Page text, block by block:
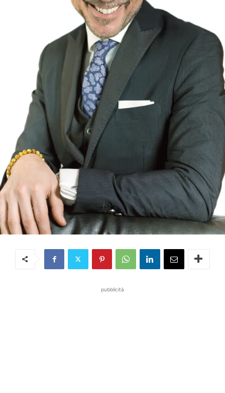
pubblicità